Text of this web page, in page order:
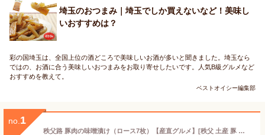
埼玉のおつまみ｜埼玉でしか買えないなど！美味し
いおすすめは？
彩の国埼玉は、全国上位の酒どころで美味しいお酒が多いと聞きました。埼玉なら
ではの、お酒に合う美味しいおつまみをお取り寄せしたいです。人気B級グルメなど
おすすめを教えて。
ベストオイシー編集部
no. 1
秩父路 豚肉の味噌漬け（ロース7枚）【産直グルメ】[秩父 土産 豚 みそ漬 バーベキュー 焼肉 ギフト]